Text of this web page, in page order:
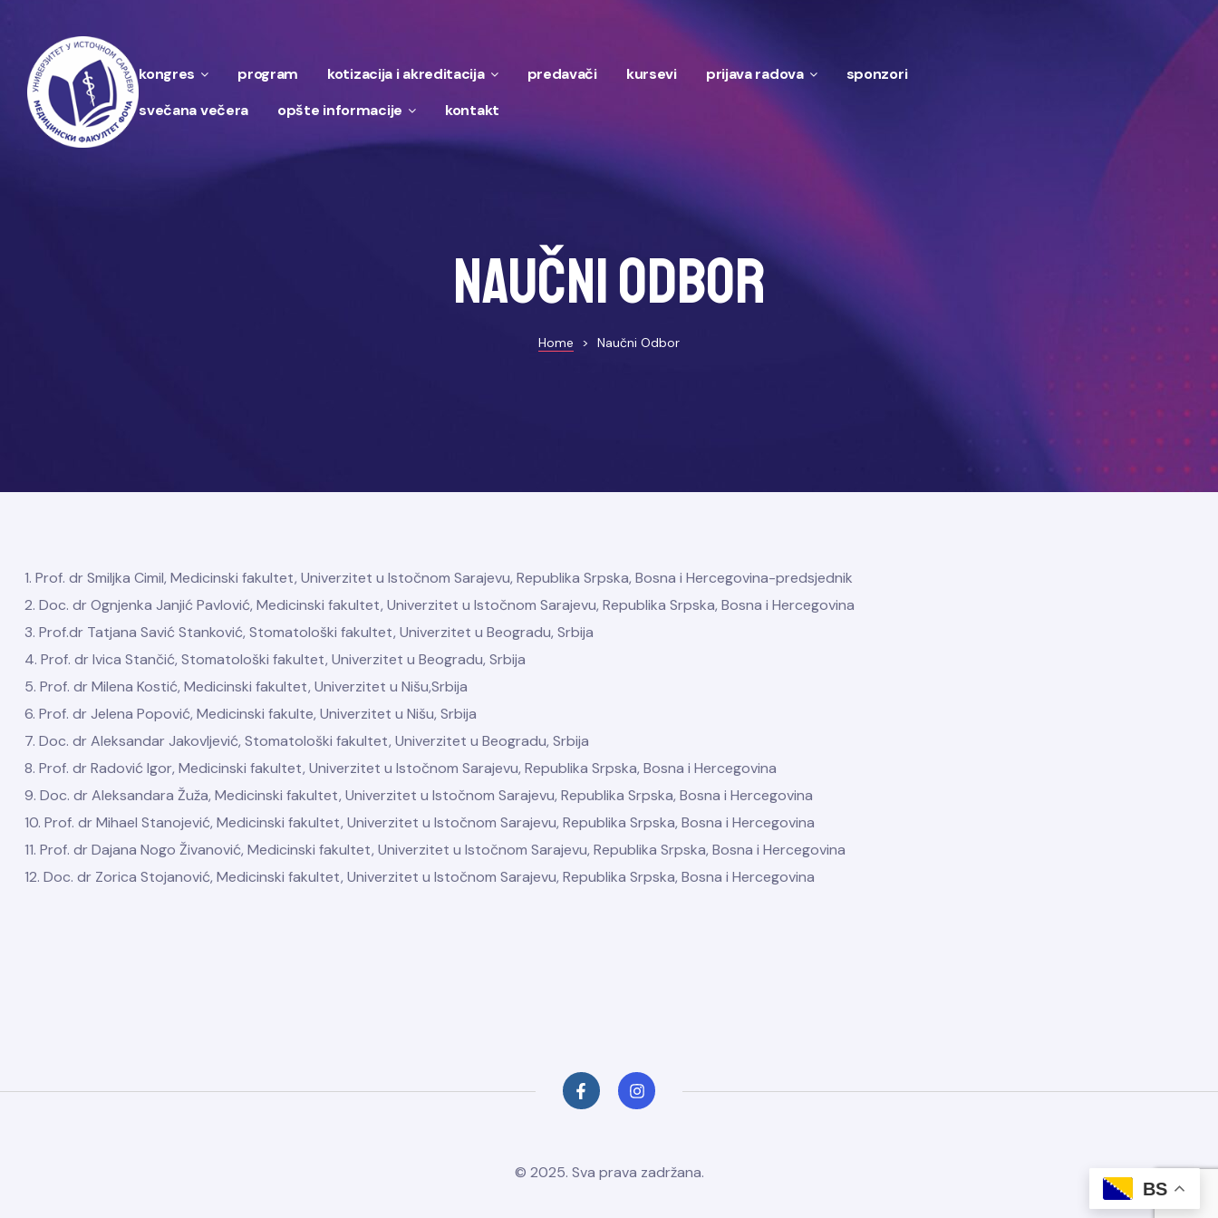
kongres program kotizacija i akreditacija predavači kursevi prijava radova
sponzori
svečana večera
opšte informacije kontakt
Naučni odbor
Home > Naučni Odbor
1. Prof. dr Smiljka Cimil, Medicinski fakultet, Univerzitet u Istočnom Sarajevu, Republika Srpska, Bosna i Hercegovina-predsjednik
2. Doc. dr Ognjenka Janjić Pavlović, Medicinski fakultet, Univerzitet u Istočnom Sarajevu, Republika Srpska, Bosna i Hercegovina
3. Prof.dr Tatjana Savić Stanković, Stomatološki fakultet, Univerzitet u Beogradu, Srbija
4. Prof. dr Ivica Stančić, Stomatološki fakultet, Univerzitet u Beogradu, Srbija
5. Prof. dr Milena Kostić, Medicinski fakultet, Univerzitet u Nišu,Srbija
6. Prof. dr Jelena Popović, Medicinski fakulte, Univerzitet u Nišu, Srbija
7. Doc. dr Aleksandar Jakovljević, Stomatološki fakultet, Univerzitet u Beogradu, Srbija
8. Prof. dr Radović Igor, Medicinski fakultet, Univerzitet u Istočnom Sarajevu, Republika Srpska, Bosna i Hercegovina
9. Doc. dr Aleksandara Žuža, Medicinski fakultet, Univerzitet u Istočnom Sarajevu, Republika Srpska, Bosna i Hercegovina
10. Prof. dr Mihael Stanojević, Medicinski fakultet, Univerzitet u Istočnom Sarajevu, Republika Srpska, Bosna i Hercegovina
11. Prof. dr Dajana Nogo Živanović, Medicinski fakultet, Univerzitet u Istočnom Sarajevu, Republika Srpska, Bosna i Hercegovina
12. Doc. dr Zorica Stojanović, Medicinski fakultet, Univerzitet u Istočnom Sarajevu, Republika Srpska, Bosna i Hercegovina
© 2025. Sva prava zadržana.
BS